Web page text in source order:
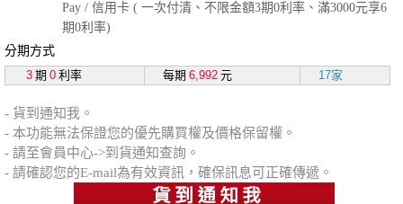
Pay / 信用卡 ( 一次付清、不限金額3期0利率、滿3000元享6
期0利率)
分期方式
3 期 0 利率 每期 6,992 元 17家
- 貨到通知我。
- 本功能無法保證您的優先購買權及價格保留權。
- 請至會員中心->到貨通知查詢。
- 請確認您的E-mail為有效資訊，確保訊息可正確傳遞。